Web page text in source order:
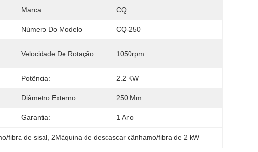
Marca CQ
Número Do Modelo CQ-250
Velocidade De Rotação: 1050rpm
Potência: 2.2 KW
Diâmetro Externo: 250 Mm
Garantia: 1 Ano
fibra de sisal 2Máquina de descascar cânhamo/fibra de 2 kW